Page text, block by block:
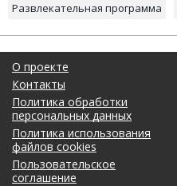
Развлекательная программа
О проекте
Контакты
Политика обработки
персональных данных
Политика использования
файлов cookies
Пользовательское
соглашение